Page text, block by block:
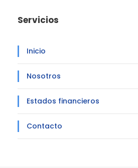
Servicios
Inicio
Nosotros
Estados financieros
Contacto